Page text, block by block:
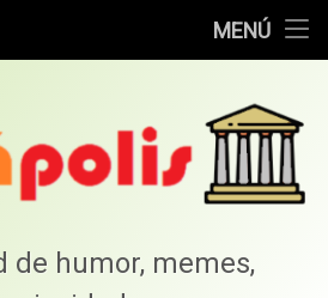
MENÚ
de humor, memes,